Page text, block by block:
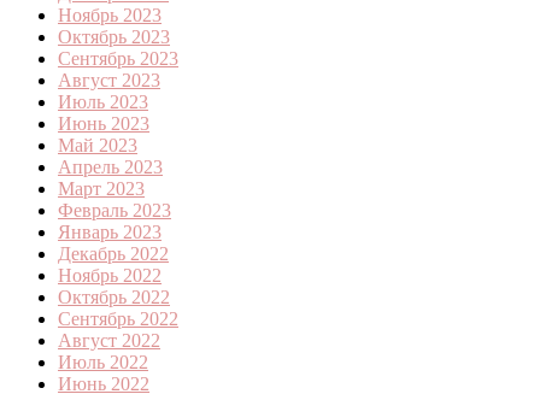
Ноябрь 2023
Октябрь 2023
Сентябрь 2023
Август 2023
Июль 2023
Июнь 2023
Май 2023
Апрель 2023
Март 2023
Февраль 2023
Январь 2023
Декабрь 2022
Ноябрь 2022
Октябрь 2022
Сентябрь 2022
Август 2022
Июль 2022
Июнь 2022